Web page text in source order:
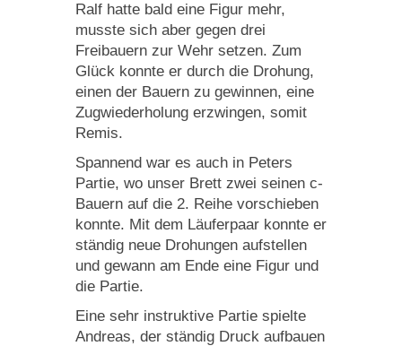
Ralf hatte bald eine Figur mehr,
musste sich aber gegen drei
Freibauern zur Wehr setzen. Zum
Glück konnte er durch die Drohung,
einen der Bauern zu gewinnen, eine
Zugwiederholung erzwingen, somit
Remis.
Spannend war es auch in Peters
Partie, wo unser Brett zwei seinen c-
Bauern auf die 2. Reihe vorschieben
konnte. Mit dem Läuferpaar konnte er
ständig neue Drohungen aufstellen
und gewann am Ende eine Figur und
die Partie.
Eine sehr instruktive Partie spielte
Andreas, der ständig Druck aufbauen